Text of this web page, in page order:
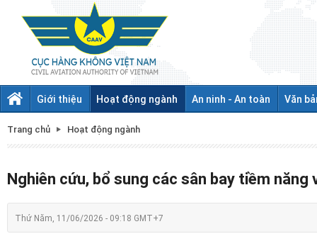
Giới thiệu Hoạt động ngành An ninh - An toàn Văn
Trang chủ Hoạt động ngành
Nghiên cứu, bổ sung các sân bay tiềm
Thứ Năm, 11/06/2026 - 09:18 GMT+7